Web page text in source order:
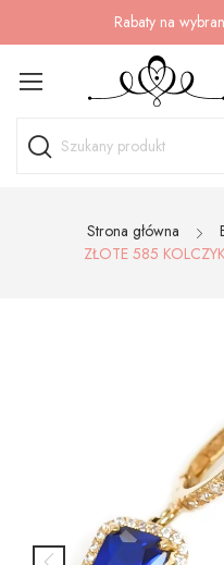
Rabaty na
Strona główna
ZŁOTE 585